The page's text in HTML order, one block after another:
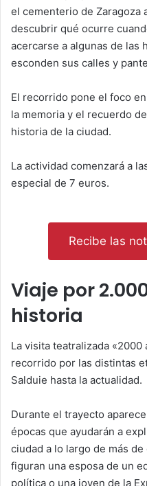
el cementerio de Zaragoza
descubrir qué ocurre
acercarse a algunas de las
esconden sus calles y
El recorrido pone el foco
la memoria y el recuerdo
historia de la ciudad.
La actividad comenzará a
especial de 7 euros.
Recibe las
Viaje por
historia
La visita teatralizada
recorrido por las distintas
Salduie hasta la actualidad.
Durante el trayecto
épocas que ayudarán a
ciudad a lo largo de más
figuran una esposa de un
política o una joven de la